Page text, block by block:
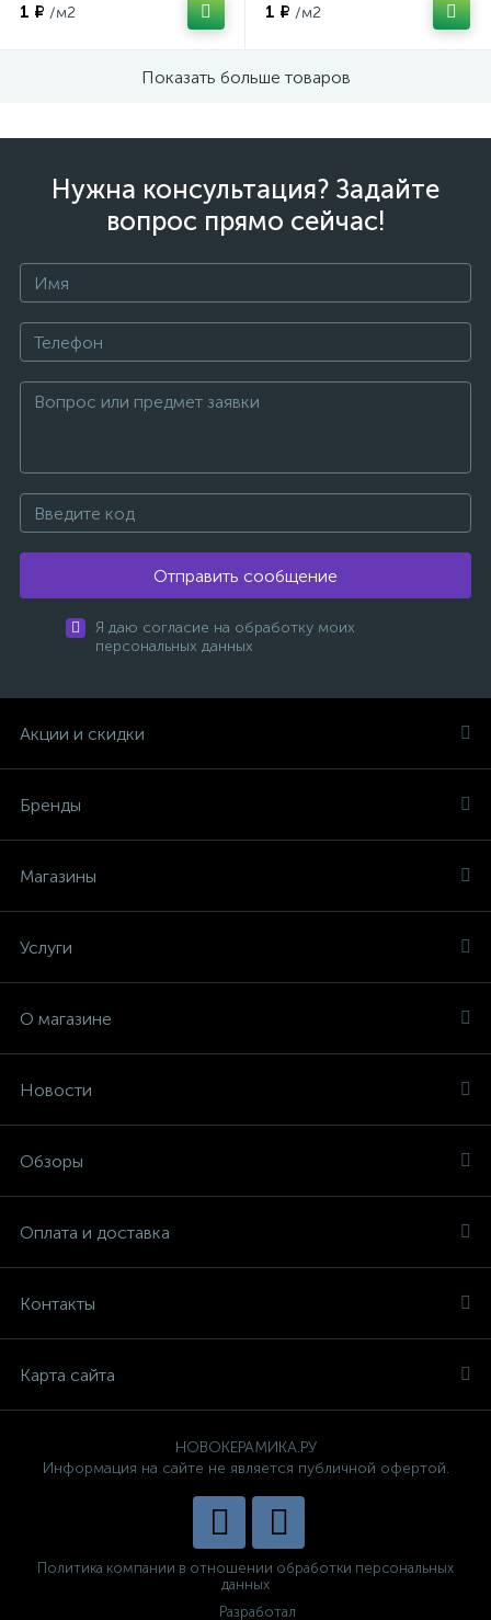
1 ₽ /м2 1 ₽ /м2
Показать больше товаров
Нужна консультация? Задайте
вопрос прямо сейчас!
Отправить сообщение
Я даю согласие на обработку моих
персональных данных
Акции и скидки
Бренды
Магазины
Услуги
О магазине
Новости
Обзоры
Оплата и доставка
Контакты
Карта сайта
НОВОКЕРАМИКА.РУ
Информация на сайте не является публичной офертой.
Политика компании в отношении обработки персональных
данных
Разработал